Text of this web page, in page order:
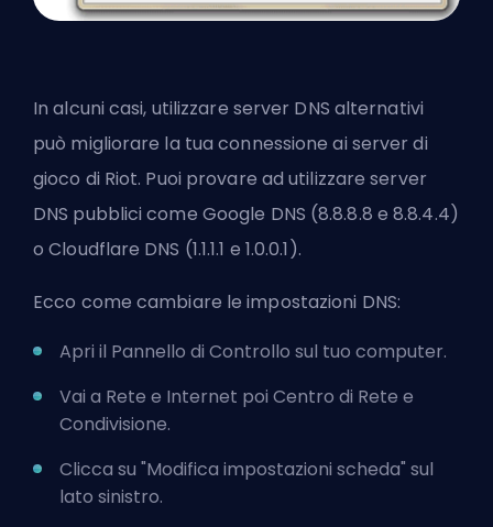
In alcuni casi, utilizzare server DNS alternativi
può migliorare la tua connessione ai server di
gioco di Riot. Puoi provare ad utilizzare server
DNS pubblici come Google DNS (8.8.8.8 e 8.8.4.4)
o Cloudflare DNS (1.1.1.1 e 1.0.0.1).
Ecco come cambiare le impostazioni DNS:
Apri il Pannello di Controllo sul tuo computer.
Vai a Rete e Internet poi Centro di Rete e
Condivisione.
Clicca su "Modifica impostazioni scheda" sul
lato sinistro.